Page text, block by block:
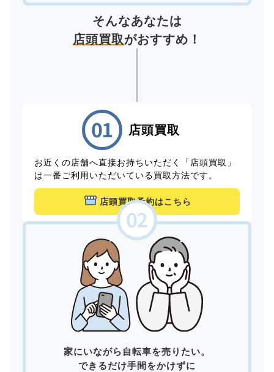
そんなあなたは
店頭買取がおすすめ！
店頭買取
お近くの店舗へ直接お持ちいただく「店頭買取」
は一番ご利用いただいている買取方法です。
店頭買取予約はこちら
家にいながら自転車を売りたい。
できるだけ手間をかけずに